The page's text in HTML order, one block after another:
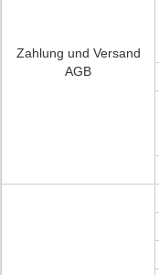
Zahlung und Versand
AGB